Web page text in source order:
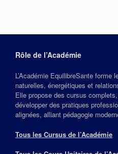
Rôle de l’Académie
L’Académie EquilibreSante forme
naturelles, énergétiques et
Elle propose des cursus
développer des pratiques
alignées, alliant pédagogie
Tous les Cursus de l’Académie